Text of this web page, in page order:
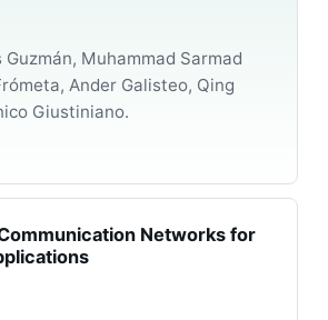
Guzmán, Muhammad Sarmad
Ander Galisteo, Qing
Giustiniano.
Networks for